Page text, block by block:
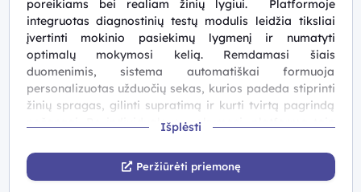
Išplėsti
poreikiams bei realiam žinių lygiui. Platformoje
integruotas diagnostinių testų modulis leidžia tiksliai
įvertinti mokinio pasiekimų lygmenį ir numatyti
optimalų mokymosi kelią. Remdamasi šiais
duomenimis, sistema automatiškai formuoja
personalizuotas užduočių sekas, kurios padeda stiprinti
žinių spragas, gilinti supratimą ir kurti tvirtą pagrindą
pažangai. Be individualaus mokymosi, platforma taip
Bandomieji egzaminai pagal nacionalinių
patikrinimų struktūrą, leidžiantys savivaldybėms ir
Peržiūrėti priemonę